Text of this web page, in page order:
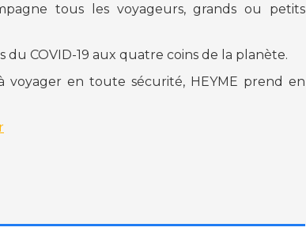
tous les voyageurs, grands ou petits
COVID-19 aux quatre coins de la planète.
en toute sécurité, HEYME prend en